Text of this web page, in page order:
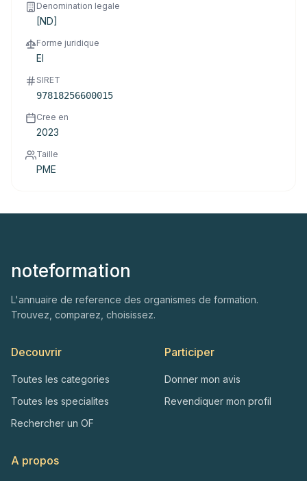
Denomination legale
[ND]
Forme juridique
EI
SIRET
97818256600015
Cree en
2023
Taille
PME
noteformation
L'annuaire de reference des organismes de formation.
Trouvez, comparez, choisissez.
Decouvrir
Toutes les categories
Toutes les specialites
Rechercher un OF
Participer
Donner mon avis
Revendiquer mon profil
A propos